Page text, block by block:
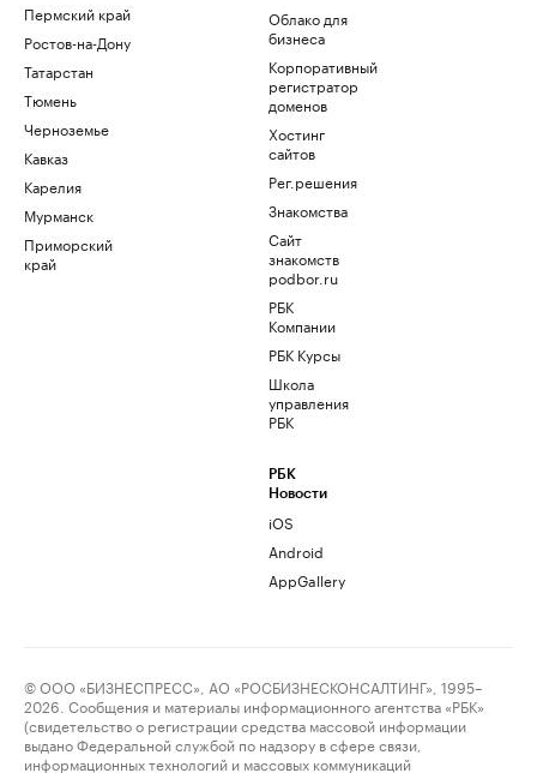
Пермский край
Ростов-на-Дону
Татарстан
Тюмень
Черноземье
Кавказ
Карелия
Мурманск
Приморский
край
Облако для
бизнеса
Корпоративный
регистратор
доменов
Хостинг
сайтов
Рег.решения
Знакомства
Сайт
знакомств
podbor.ru
РБК
Компании
РБК Курсы
Школа
управления
РБК
РБК
Новости
iOS
Android
AppGallery
© ООО «БИЗНЕСПРЕСС», АО «РОСБИЗНЕСКОНСАЛТИНГ», 1995–
2026. Сообщения и материалы информационного агентства «РБК»
(свидетельство о регистрации средства массовой информации
выдано Федеральной службой по надзору в сфере связи,
информационных технологий и массовых коммуникаций